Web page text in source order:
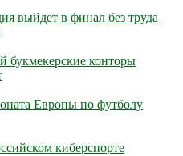
выйдет в финал без труда
букмекерские конторы
Европы по футболу
киберспорте